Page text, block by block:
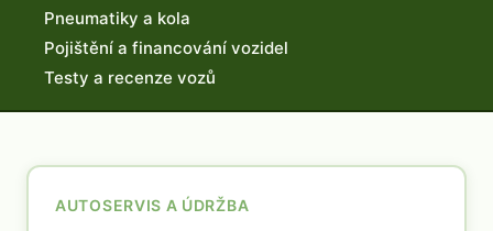
Pneumatiky a kola
Pojištění a financování vozidel
Testy a recenze vozů
AUTOSERVIS A ÚDRŽBA